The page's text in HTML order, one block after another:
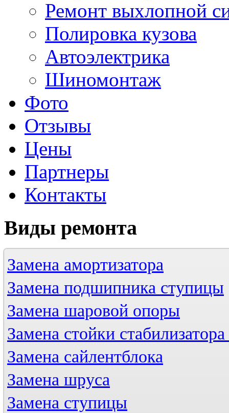
Ремонт выхлопной
Полировка кузова
Автоэлектрика
Шиномонтаж
Фото
Отзывы
Цены
Партнеры
Контакты
Виды ремонта
Замена амортизатора
Замена подшипника ступицы
Замена шаровой опоры
Замена стойки
Замена сайлентблока
Замена шруса
Замена ступицы